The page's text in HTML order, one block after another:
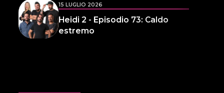
15 LUGLIO 2026
Heidi 2 - Episodio 73: Caldo
estremo